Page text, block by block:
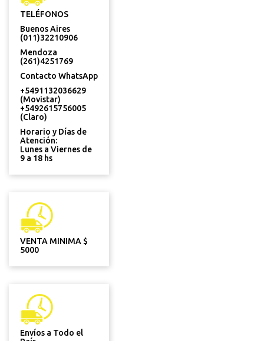
TELÉFONOS
Buenos Aires
(011)32210906
Mendoza
(261)4251769
Contacto WhatsApp
+5491132036629
(Movistar)
+5492615756005
(Claro)
Horario y Días de
Atención:
Lunes a Viernes de
9 a 18 hs
VENTA MINIMA $
5000
Envíos a Todo el